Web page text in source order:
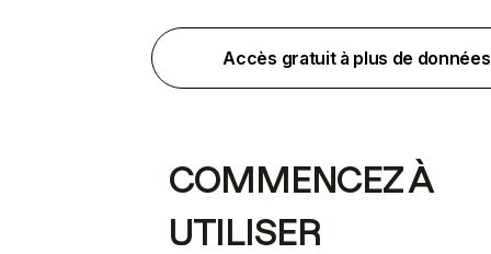
Accès gratuit à plus de données
COMMENCEZ À
UTILISER